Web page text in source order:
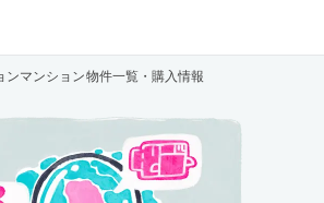
マンション物件一覧・購入情報